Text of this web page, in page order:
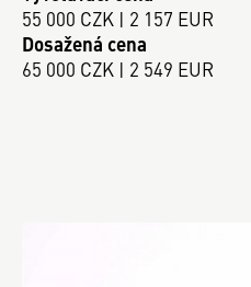
55 000 CZK | 2 157 EUR
Dosažená cena
65 000 CZK | 2 549 EUR